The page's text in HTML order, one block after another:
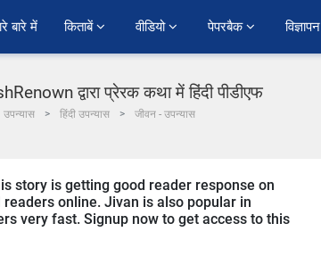
बारे में किताबें वीडियो पेपरबैक विज्ञापन
द्वारा प्रेरक कथा में हिंदी पीडीएफ
उपन्यास हिंदी उपन्यास जीवन - उपन्यास
story is getting good reader response on
online. Jivan is also popular in
very fast. Signup now to get access to this